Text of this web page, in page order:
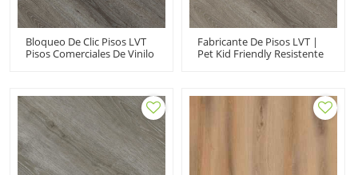
Bloqueo De Clic Pisos LVT
Pisos Comerciales De Vinilo
Fabricante De Pisos LVT |
Pet Kid Friendly Resistente